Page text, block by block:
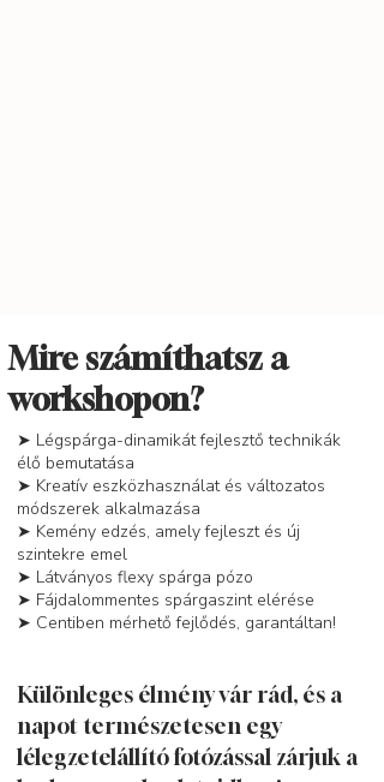
Mire számíthatsz a
workshopon?
➤ Légspárga-dinamikát fejlesztő technikák
élő bemutatása
➤ Kreatív eszközhasználat és változatos
módszerek alkalmazása
➤ Kemény edzés, amely fejleszt és új
szintekre emel
➤ Látványos flexy spárga pózo
➤ Fájdalommentes spárgaszint elérése
➤ Centiben mérhető fejlődés, garantáltan!
Különleges élmény vár rád, és a
napot természetesen egy
lélegzetelállító fotózással zárjuk a